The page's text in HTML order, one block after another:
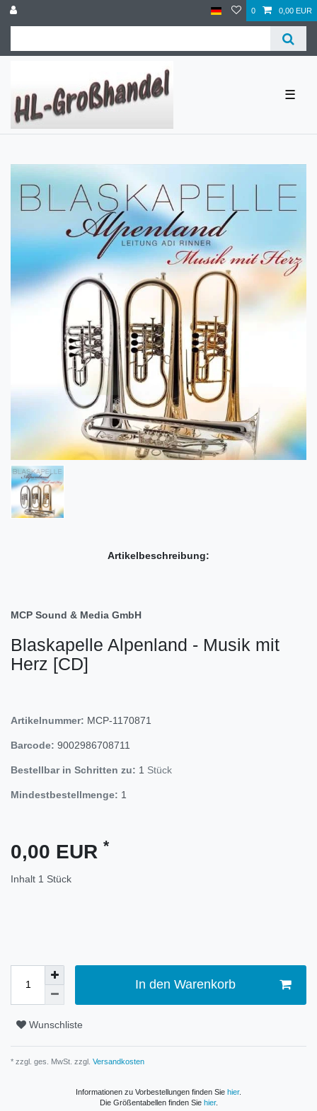
0 0,00 EUR
☰
Artikelbeschreibung:
MCP Sound & Media GmbH
Blaskapelle Alpenland - Musik mit
Herz [CD]
Artikelnummer: MCP-1170871
Barcode: 9002986708711
Bestellbar in Schritten zu: 1 Stück
Mindestbestellmenge: 1
0,00 EUR *
Inhalt 1 Stück
In den Warenkorb
Wunschliste
* zzgl. ges. MwSt. zzgl. Versandkosten
Informationen zu Vorbestellungen finden Sie hier.
Die Größentabellen finden Sie hier.